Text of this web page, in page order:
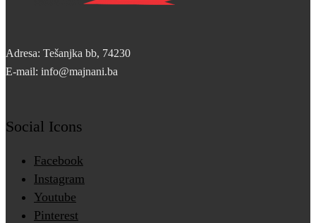
Adresa: Tešanjka bb, 74230
E-mail: info@majnani.ba
Social Icons
Facebook
Instagram
Youtube
Pinterest